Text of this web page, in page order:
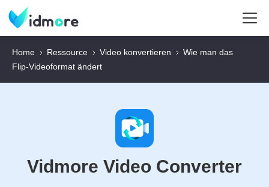
Home Ressource Video konvertieren
Wie man das
Flip‑Videoformat ändert
Vidmore Video Converter